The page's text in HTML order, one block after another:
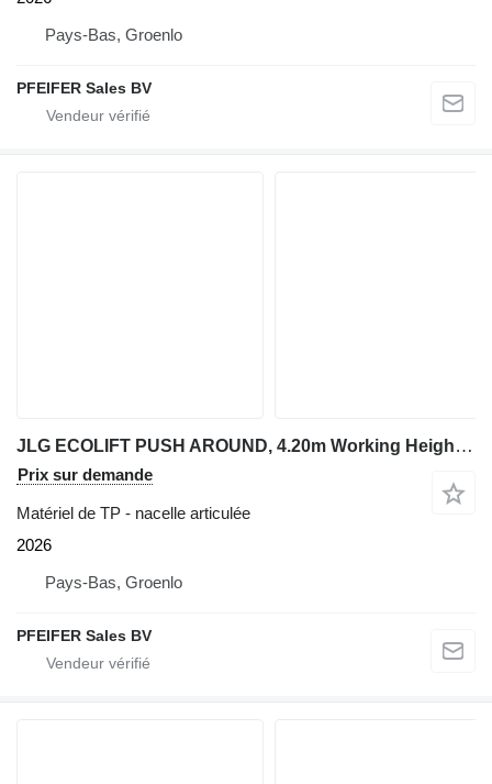
Pays-Bas, Groenlo
PFEIFER Sales BV
JLG ECOLIFT PUSH AROUND, 4.20m Working Height, Own Wei
Prix sur demande
Matériel de TP - nacelle articulée
2026
Pays-Bas, Groenlo
PFEIFER Sales BV